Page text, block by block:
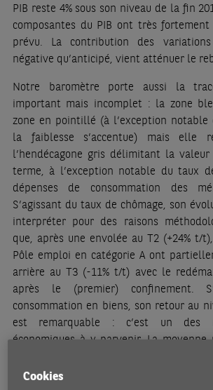
PIB reste 4% sous son niveau de la fin
composantes du PIB ont très
prévu. La contribution des
négative qu’anticipé, vient atténuer le
Notre baromètre porte aussi la
important mais incomplet : la zone
zone en pointillé (à l’exception notable
la faiblesse s’accentue) mais elle
l’hendécagone gris délimitant la
terme, à l’exception notable du taux
dépenses de consommation des
S’agissant du taux de chômage, son
interpréter pour des raisons
que, après une envolée au T2 (+24% t/
Pôle emploi en catégorie A ont
arrière au T3 (-11% t/t) avec le
après le (premier) confinement.
consommation en biens, son retour au
est remarquable : c’est un des
économiques à y parvenir. La
ci est un contrecoup du rattrapage des
Cookies